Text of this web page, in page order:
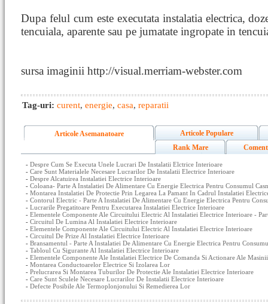
Dupa felul cum este executata instalatia electrica,
tencuiala, aparente sau pe jumatate ingropate in
sursa imaginii http://visual.merriam-webster.com
Tag-uri: curent, energie, casa, reparatii
Articole Asemanatoare
Articole Populare
Rank Mare
- Despre Cum Se Executa Unele Lucrari De Instalatii Elctrice Interioare
- Care Sunt Materialele Necesare Lucrarilor De Instalatii Electrice Interioare
- Despre Alcatuirea Instalatiei Electrice Interioare
- Coloana- Parte A Instalatiei De Alimentare Cu Energie Electrica Pentru Consumul
- Montarea Instalatiei De Protectie Prin Legarea La Pamant In Cadrul Instalatiei
- Contorul Electric - Parte A Instalatiei De Alimentare Cu Energie Electrica Pentru
- Lucrarile Pregatitoare Pentru Executarea Instalatiei Electrice Interioare
- Elementele Componente Ale Circuitului Electric Al Instalatiei Electrice Interioare -
- Circuitul De Lumina Al Instalatiei Electrice Interioare
- Elementele Componente Ale Circuitului Electric Al Instalatiei Electrice Interioare
- Circuitul De Prize Al Instalatiei Electrice Interioare
- Bransamentul - Parte A Instalatiei De Alimentare Cu Energie Electrica Pentru
- Tabloul Cu Sigurante Al Instalatiei Electrice Interioare
- Elementele Componente Ale Instalatiei Electrice De Comanda Si Actionare Ale
- Montarea Conductoarelor Electrice Si Izolarea Lor
- Prelucrarea Si Montarea Tuburilor De Protectie Ale Instalatiei Electrice Interioare
- Care Sunt Sculele Necesare Lucrarilor De Instalatii Electrice Interioare
- Defecte Posibile Ale Termoplonjonului Si Remedierea Lor